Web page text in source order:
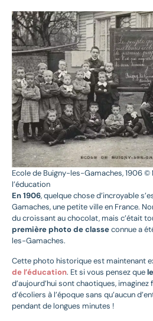
Ecole de Buigny-les-Gamaches, 1906 ©
l’éducation
En 1906, quelque chose d’incroyable
Gamaches, une petite ville en France.
du croissant au chocolat, mais c’était
première photo de classeconnue a
les-Gamaches.
Cette photo historique est maintenant
de l’éducation. Et si vous pensez que
d’aujourd’hui sont chaotiques,
d’écoliers à l’époque sans qu’aucun
pendant de longues minutes !